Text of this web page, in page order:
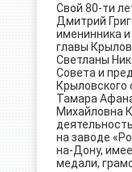
Свой 80-ти
Дмитрий
именинника
главы
Светланы
Совета и
Крыловского
Тамара
Михайловна
на заводе
на-Дону,
медали,